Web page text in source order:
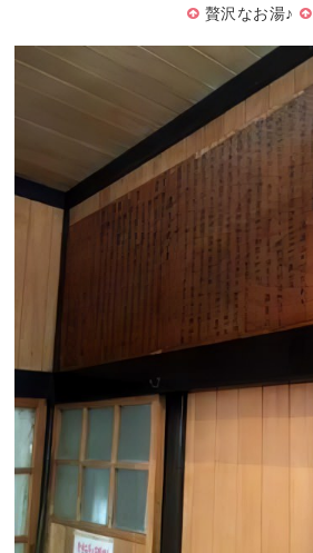
贅沢なお湯♪